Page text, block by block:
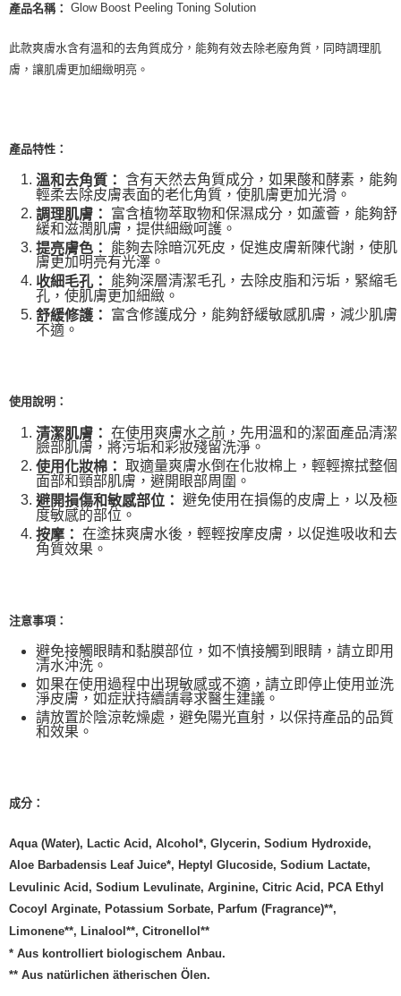
全家取貨付款
每筆NT$80，滿NT$999(含以上)免運費
全家純取貨 (先付款
每筆NT$80，滿NT$999(含以上)免運費
7-11純取貨 (先付款
每筆NT$80，滿NT$999(含以上)免運費
宅配
每筆NT$100，滿NT$999(含以上)免運費
離島宅配（澎湖、金門、馬祖、小琉球）
每筆NT$250，滿NT$3,000(含以上)免運費
產品名稱： Glow Boost Peeling Toning Solution
此款爽膚水含有溫和的去角質成分，能夠有效去除老廢角質，同時調理肌
膚，讓肌膚更加細緻明亮。
產品特性：
溫和去角質：
含有天然去角質成分，如果酸和酵素，能夠
輕柔去除皮膚表面的老化角質，使肌膚更加光滑。
調理肌膚：
富含植物萃取物和保濕成分，如蘆薈，能夠舒
緩和滋潤肌膚，提供細緻呵護。
提亮膚色：
能夠去除暗沉死皮，促進皮膚新陳代謝，使肌
膚更加明亮有光澤。
收細毛孔：
能夠深層清潔毛孔，去除皮脂和污垢，緊縮毛
孔，使肌膚更加細緻。
舒緩修護：
富含修護成分，能夠舒緩敏感肌膚，減少肌膚
不適。
使用說明：
清潔肌膚： 在使用爽膚水之前，先用溫和的潔面產品清潔
臉部肌膚，將污垢和彩妝殘留洗淨。
使用化妝棉： 取適量爽膚水倒在化妝棉上，輕輕擦拭整個
面部和頸部肌膚，避開眼部周圍。
避開損傷和敏感部位： 避免使用在損傷的皮膚上，以及極
度敏感的部位。
按摩： 在塗抹爽膚水後，輕輕按摩皮膚，以促進吸收和去
角質效果。
注意事項：
避免接觸眼睛和黏膜部位，如不慎接觸到眼睛，請立即用
清水沖洗。
如果在使用過程中出現敏感或不適，請立即停止使用並洗
淨皮膚，如症狀持續請尋求醫生建議。
請放置於陰涼乾燥處，避免陽光直射，以保持產品的品質
和效果。
成分：
Aqua (Water), Lactic Acid, Alcohol*, Glycerin, Sodium Hydroxide,
Aloe Barbadensis Leaf Juice*, Heptyl Glucoside, Sodium Lactate,
Levulinic Acid, Sodium Levulinate, Arginine, Citric Acid, PCA Ethyl
Cocoyl Arginate, Potassium Sorbate, Parfum (Fragrance)**,
Limonene**, Linalool**, Citronellol**
* Aus kontrolliert biologischem Anbau.
** Aus natürlichen ätherischen Ölen.